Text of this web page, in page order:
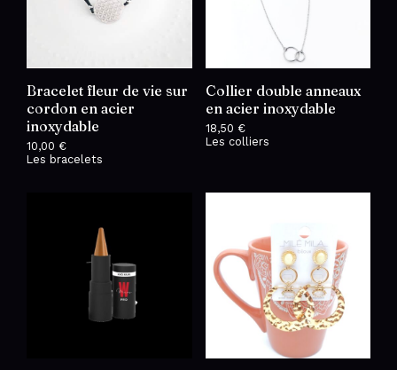
Bracelet fleur de vie sur
cordon en acier
inoxydable
10,00 €
Les bracelets
Collier double anneaux
en acier inoxydable
18,50 €
Les colliers